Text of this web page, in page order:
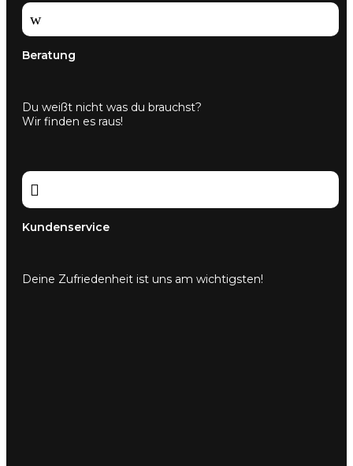
w
Beratung
Du weißt nicht was du brauchst?
Wir finden es raus!

Kundenservice
Deine Zufriedenheit ist uns am wichtigsten!